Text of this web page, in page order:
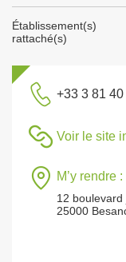
Établissement(s)
rattaché(s)
+33 3 81
Voir le site
M’y rendre :
12
25000